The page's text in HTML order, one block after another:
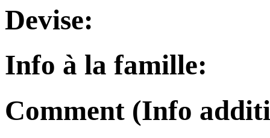
Devise:
Info à la famille:
Comment (Info